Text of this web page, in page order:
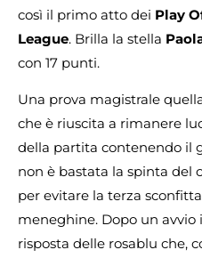
così il primo atto dei Play
League. Brilla la stella
con 17 punti.
Una prova magistrale
che è riuscita a rimanere
della partita contenendo il
non è bastata la spinta del
per evitare la terza
meneghine. Dopo un avvio
risposta delle rosablu che,